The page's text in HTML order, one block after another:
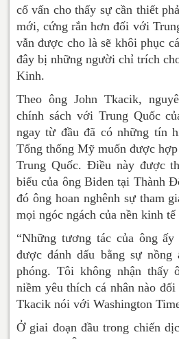
cố vấn cho thấy sự cần thiết
mới, cứng rắn hơn đối với
vẫn được cho là sẽ khôi phục
đây bị những người chỉ trích
Kinh.
Theo ông John Tkacik,
chính sách với Trung Quốc
ngay từ đầu đã có những tín
Tổng thống Mỹ muốn được
Trung Quốc. Điều này được
biểu của ông Biden tại Thành
đó ông hoan nghênh sự tham
mọi ngóc ngách của nền kinh
“Những tương tác của ông
được đánh dấu bằng sự
phóng. Tôi không nhận thấy
niềm yêu thích cá nhân nào
Tkacik nói với Washington
Ở giai đoạn đầu trong chiến